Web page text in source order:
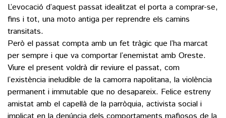
L’evocació d’aquest passat idealitzat el porta a comprar-se,
fins i tot, una moto antiga per reprendre els camins
transitats.
Però el passat compta amb un fet tràgic que l’ha marcat
per sempre i que va comportar l’enemistat amb Oreste.
Viure el present voldrà dir reviure el passat, com
l’existència ineludible de la camorra napolitana, la violència
permanent i immutable que no desapareix. Felice estreny
amistat amb el capellà de la parròquia, activista social i